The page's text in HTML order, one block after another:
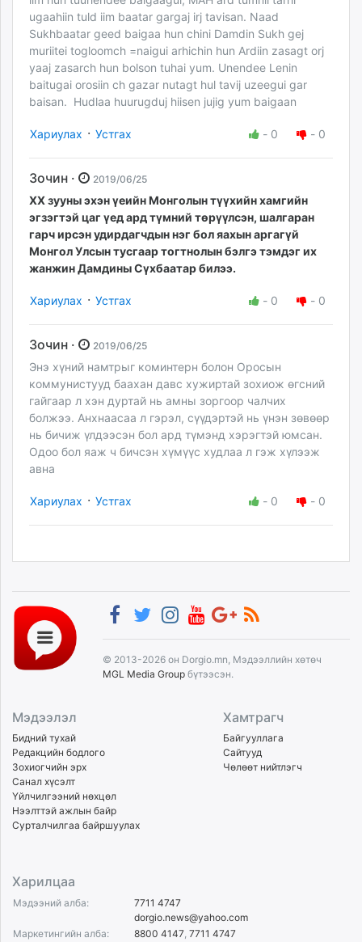
ugaahiin tuld iim baatar gargaj irj tavisan. Naad
Sukhbaatar geed baigaa hun chini Damdin Sukh gej
muriitei togloomch =naigui arhichin hun Ardiin zasagt orj
yaaj zasarch hun bolson tuhai yum. Unendee Lenin
baitugai orosiin ch gazar nutagt hul tavij uzeegui gar
baisan. Hudlaa huurugduj hiisen jujig yum baigaan
Хариулах · Устгах - 0 - 0
Зочин · 2019/06/25
XX зууны эхэн үеийн Монголын түүхийн хамгийн
эгзэгтэй цаг үед ард түмний төрүүлсэн, шалгаран
гарч ирсэн удирдагчдын нэг бол яахын аргагүй
Монгол Улсын тусгаар тогтнолын бэлгэ тэмдэг их
жанжин Дамдины Сүхбаатар билээ.
Хариулах · Устгах - 0 - 0
Зочин · 2019/06/25
Энэ хүний намтрыг коминтерн болон Оросын
коммунистууд баахан давс хужиртай зохиож өгсний
гайгаар л хэн дуртай нь амны зоргоор чалчих
болжээ. Анхнаасаа л гэрэл, сүүдэртэй нь үнэн зөвөөр
нь бичиж үлдээсэн бол ард түмэнд хэрэгтэй юмсан.
Одоо бол яаж ч бичсэн хүмүүс худлаа л гэж хүлээж
авна
Хариулах · Устгах - 0 - 0
© 2013-2026 он Dorgio.mn, Мэдээллийн хөтөч
MGL Media Group бүтээсэн.
Мэдээлэл
Бидний тухай
Редакцийн бодлого
Зохиогчийн эрх
Санал хүсэлт
Үйлчилгээний нөхцөл
Нээлттэй ажлын байр
Сурталчилгаа байршуулах
Хамтрагч
Байгууллага
Сайтууд
Чөлөөт нийтлэгч
Харилцаа
Мэдээний алба:
7711 4747
dorgio.news@yahoo.com
Маркетингийн алба:
8800 4147, 7711 4747